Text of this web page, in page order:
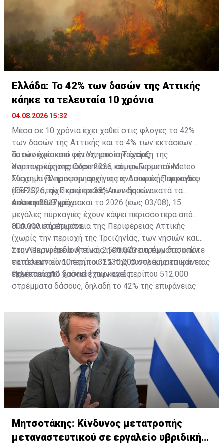
Ελλάδα: Το 42% των δασών της Αττικής
κάηκε τα τελευταία 10 χρόνια
04.08.2026 15:32
Μέσα σε 10 χρόνια έχει χαθεί στις φλόγες το 42%
των δασών της Αττικής και το 4% των εκτάσεων
αυτών έχει καεί φέτος, από την έναρξη της
αντιπυρικής περιόδου 2026, σύμφωνα με το Meteo.
Τα στοιχεία από την Υπηρεσία Ταχείας
Χαρτογράφησης Copernicus και το Ευρωπαϊκό
Σύστημα Πληροφόρησης για τις Δασικές Πυρκαγιές
(EFFIS) στην Περιφέρειας Αττικής είναι
αποκαρδιωτικά.
Μέχρι λίγο πριν την αρχή της αντιπυρικής περιόδου
του 2026, είχε καεί το 38% των δασών κατά τα
τελευταία 9 χρόνια.
Από το 2017 μέχρι και το 2026 (έως 03/08), 15
μεγάλες πυρκαγιές έχουν κάψει περισσότερα από
800.000 στρέμματα.
Η συνολική επιφάνεια της Περιφέρειας Αττικής
(χωρίς την περιοχή της Τροιζηνίας, των νησιών και
του Λεκανοπεδίου) είναι 2.500.000 στρέμματα, οπότε
τα τελευταία 10 έτη το 32% της συνολικής επιφάνειας
έχει καεί από δασικές πυρκαγιές.
Στην Περιφέρεια Αττικής η επιφάνεια των δασικών
εκτάσεων είναι περίπου 1.230.000 στρέμματα και τα
τελευταία 10 χρόνια έχουν καεί περίπου 512.000
στρέμματα δάσους, δηλαδή το 42% της επιφάνειας
Πηγή: cnn.gr
Μητσοτάκης: Κίνδυνος μετατροπής
μεταναστευτικού σε εργαλείο υβριδικής